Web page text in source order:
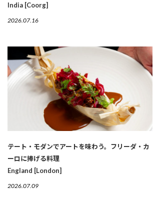
India [Coorg]
2026.07.16
テート・モダンでアートを味わう。フリーダ・カ
ーロに捧げる料理
England [London]
2026.07.09